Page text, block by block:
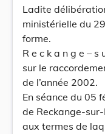
Ladite
ministérielle du
forme.
R e c k a n g e –
sur le
de l’année 2002.
En séance du 05
de Reckange-
aux termes de